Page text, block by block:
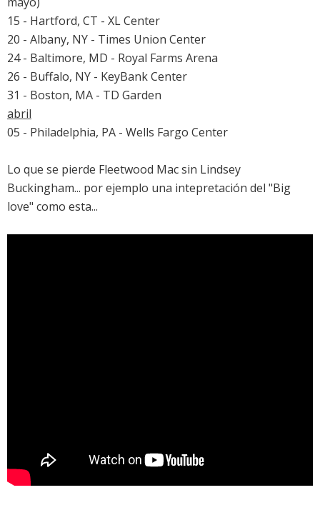
15 - Hartford, CT - XL Center
20 - Albany, NY - Times Union Center
24 - Baltimore, MD - Royal Farms Arena
26 - Buffalo, NY - KeyBank Center
31 - Boston, MA - TD Garden
abril
05 - Philadelphia, PA - Wells Fargo Center
Lo que se pierde Fleetwood Macsin Lindsey
Buckingham... por ejemplo una intepretación del "Big
love" como esta...